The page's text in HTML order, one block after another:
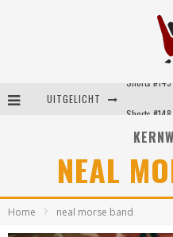
UITGELICHT
NEAL
Home neal morse band